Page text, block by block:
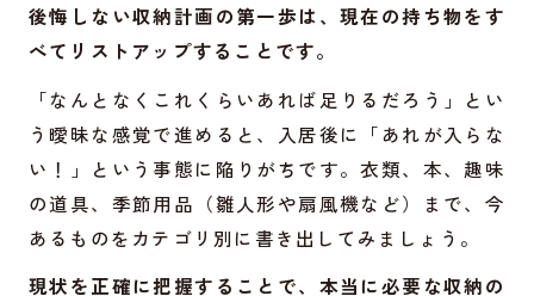
後悔しない収納計画の第一歩は、現在の持ち物をす
べてリストアップすることです。
「なんとなくこれくらいあれば足りるだろう」とい
う曖昧な感覚で進めると、入居後に「あれが入らな
い！」という事態に陥りがちです。衣類、本、趣味
の道具、季節用品（雛人形や扇風機など）まで、今
あるものをカテゴリ別に書き出してみましょう。
現状を正確に把握することで、本当に必要な収納の